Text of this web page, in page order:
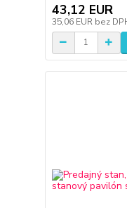
43,12 EUR
35,06 EUR bez